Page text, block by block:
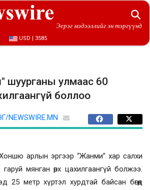
Эерэг мэдээллийг эн тэргүүнд
USD | 3585
шуурганы улмаас 60
боллоо
арлын эргээр “Жанми” хар салхи
гаруй мянган өрх цахилгаангүй болжээ.
25 метр хүртэл хурдтай байсан бөгөөд